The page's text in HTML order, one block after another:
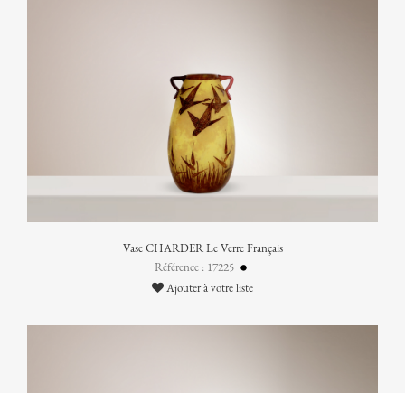
Vase CHARDER Le Verre Français
Référence : 17225
Ajouter à votre liste